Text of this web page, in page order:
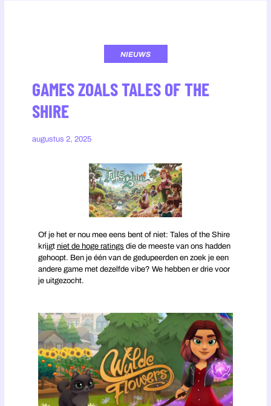
NIEUWS
GAMES ZOALS TALES OF THE
SHIRE
augustus 2, 2025
Of je het er nou mee eens bent of niet: Tales of the Shire
krijgt niet de hoge ratings die de meeste van ons hadden
gehoopt. Ben je één van de gedupeerden en zoek je een
andere game met dezelfde vibe? We hebben er drie voor
je uitgezocht.